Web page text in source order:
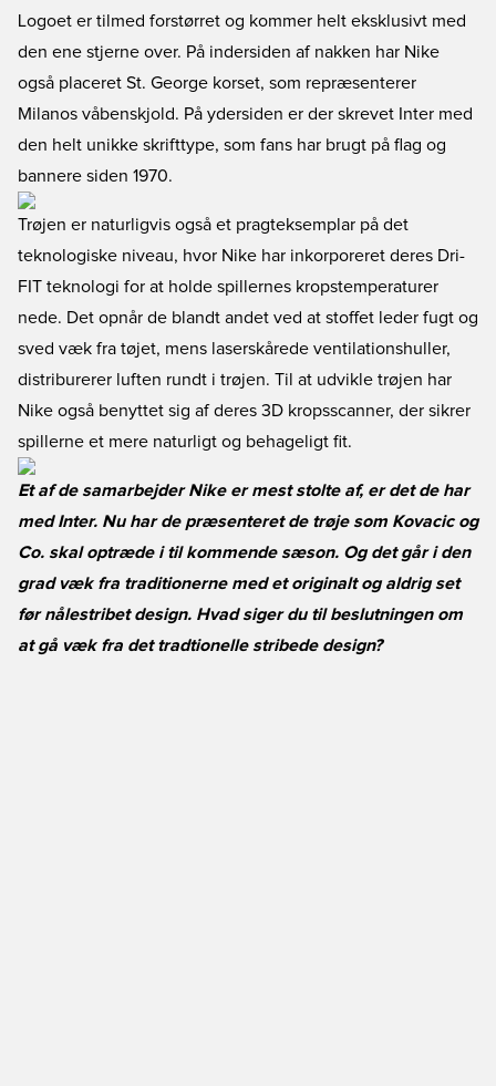
Logoet er tilmed forstørret og kommer helt eksklusivt med
den ene stjerne over. På indersiden af nakken har Nike
også placeret St. George korset, som repræsenterer
Milanos våbenskjold. På ydersiden er der skrevet Inter med
den helt unikke skrifttype, som fans har brugt på flag og
bannere siden 1970.
Trøjen er naturligvis også et pragteksemplar på det
teknologiske niveau, hvor Nike har inkorporeret deres Dri-
FIT teknologi for at holde spillernes kropstemperaturer
nede. Det opnår de blandt andet ved at stoffet leder fugt og
sved væk fra tøjet, mens laserskårede ventilationshuller,
distriburerer luften rundt i trøjen. Til at udvikle trøjen har
Nike også benyttet sig af deres 3D kropsscanner, der sikrer
spillerne et mere naturligt og behageligt fit.
Et af de samarbejder Nike er mest stolte af, er det de har
med Inter. Nu har de præsenteret de trøje som Kovacic og
Co. skal optræde i til kommende sæson. Og det går i den
grad væk fra traditionerne med et originalt og aldrig set
før nålestribet design. Hvad siger du til beslutningen om
at gå væk fra det tradtionelle stribede design?